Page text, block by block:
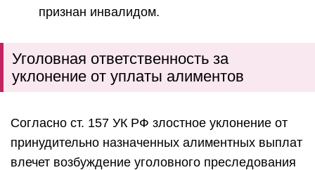
признан инвалидом.
Уголовная ответственность за
уклонение от уплаты алиментов
Согласно ст. 157 УК РФ злостное уклонение от
принудительно назначенных алиментных выплат
влечет возбуждение уголовного преследования